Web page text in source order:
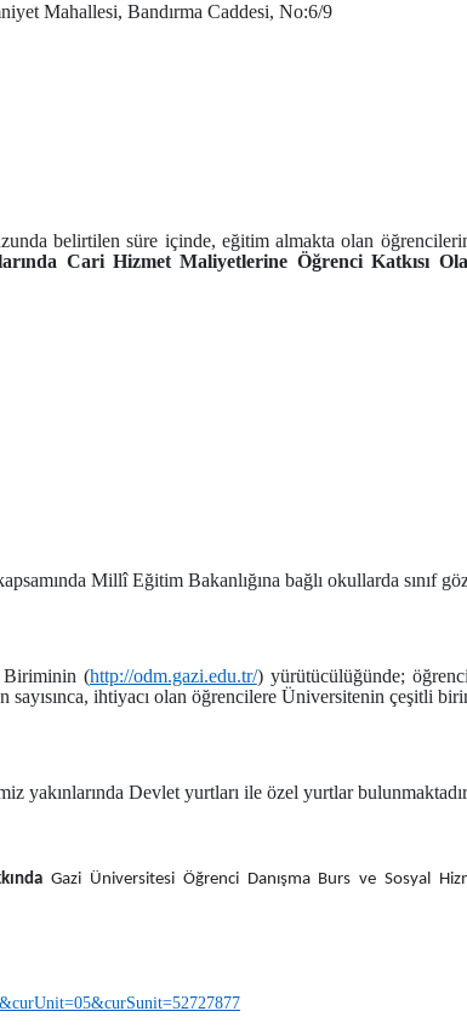
Mahallesi, Bandırma Caddesi, No:6/9
belirtilen süre içinde, eğitim almakta olan
Cari Hizmet Maliyetlerine Öğrenci Katkısı
Millî Eğitim Bakanlığına bağlı okullarda sınıf
Biriminin (http://odm.gazi.edu.tr/) yürütücülüğünde;
ihtiyacı olan öğrencilere Üniversitenin çeşitli
yakınlarında Devlet yurtları ile özel yurtlar
Gazi Üniversitesi Öğrenci Danışma Burs ve Sosyal